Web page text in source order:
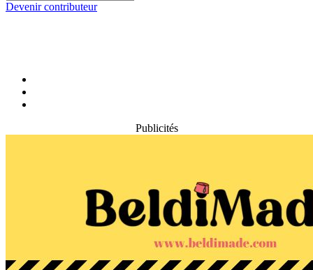
Devenir contributeur
Publicités